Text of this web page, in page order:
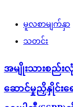
မူလစာမျက်နှာ
သတင်း
အမျိုးသားစည်းလုံ
ဆောင်မှုညှိနှိုင်းရ